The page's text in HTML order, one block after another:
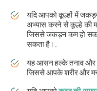
यदि आपको कूल्हों में
अभ्यास करने से कूल्हे की
जिससे जकड़न कम हो
सकता है।.
यह आसन हल्के तनाव और
जिससे आपके शरीर और